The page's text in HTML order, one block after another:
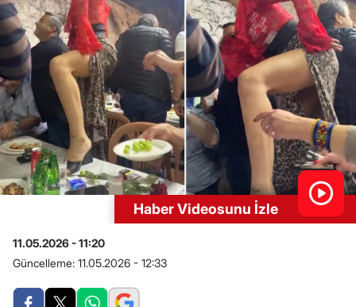
Haber Videosunu İzle
11.05.2026 - 11:20
Güncelleme: 11.05.2026 - 12:33